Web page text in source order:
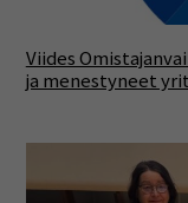
Viides
ja menestyneet